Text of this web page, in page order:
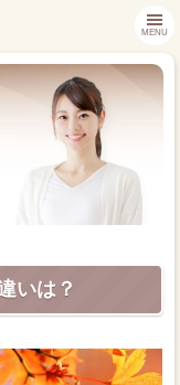
MENU
いは？